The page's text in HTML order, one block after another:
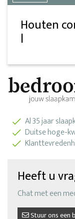
Houten
l
Al 35 jaar
Duitse hoge-
Heeft u
Chat met een
Stuur ons een